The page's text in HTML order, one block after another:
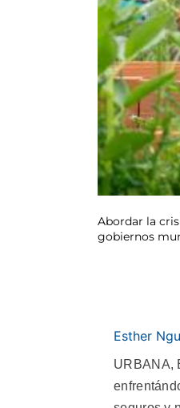
Abordar la
gobiernos
Esther
URBANA,